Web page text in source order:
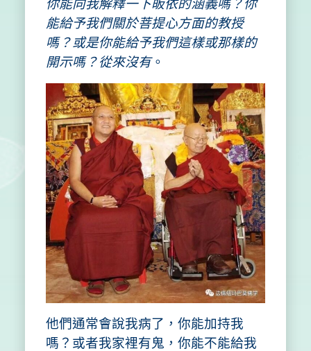
你能向我解釋一下皈依的涵義嗎？你
能給予我們關於菩提心方面的教授
嗎？或是你能給予我們這樣或那樣的
開示嗎？從來沒有。
他們通常會說我病了，你能加持我
嗎？或者我家裡有鬼，你能不能給我